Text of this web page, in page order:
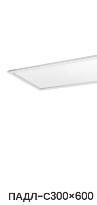
ПАДЛ-С300×600